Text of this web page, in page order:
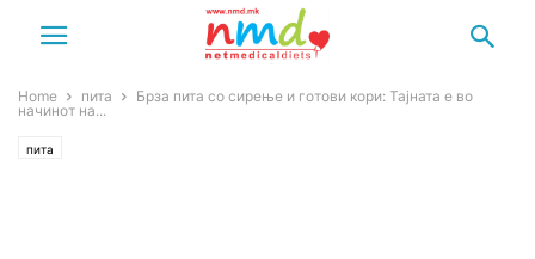
Home пита
Брза пита со сирење и готови кори: Тајната е во
начинот на...
пита